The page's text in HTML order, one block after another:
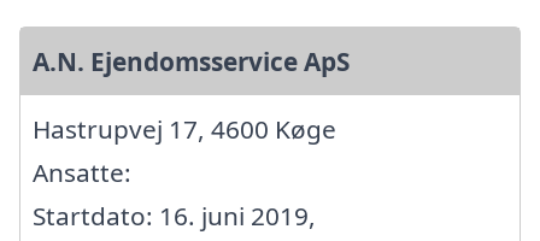
A.N. Ejendomsservice ApS
Hastrupvej 17, 4600 Køge
Ansatte:
Startdato: 16. juni 2019,